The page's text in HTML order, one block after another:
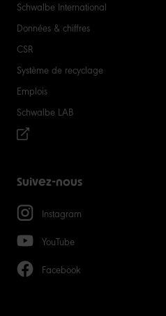
Schwalbe International
Données & chiffres
CSR
Système de recyclage
Emplois
Schwalbe LAB
Suivez-nous
Instagram
YouTube
Facebook